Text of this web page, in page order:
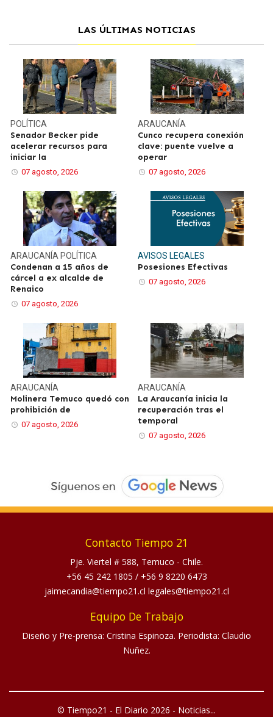
LAS ÚLTIMAS NOTICIAS
POLÍTICA
Senador Becker pide
acelerar recursos para
iniciar la
07 agosto, 2026
ARAUCANÍA
Cunco recupera conexión
clave: puente vuelve a
operar
07 agosto, 2026
ARAUCANÍA POLÍTICA
Condenan a 15 años de
cárcel a ex alcalde de
Renaico
07 agosto, 2026
AVISOS LEGALES
Posesiones Efectivas
07 agosto, 2026
ARAUCANÍA
Molinera Temuco quedó con
prohibición de
07 agosto, 2026
ARAUCANÍA
La Araucanía inicia la
recuperación tras el
temporal
07 agosto, 2026
Contacto Tiempo 21
Pje. Viertel # 588, Temuco - Chile.
+56 45 242 1805 / +56 9 8220 6473
jaimecandia@tiempo21.cl legales@tiempo21.cl
Equipo De Trabajo
Diseño y Pre-prensa: Cristina Espinoza. Periodista: Claudio
Nuñez.
© Tiempo21 - El Diario 2026 - Noticias...